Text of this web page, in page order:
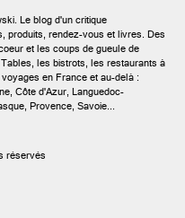
. Le blog d'un critique
produits, rendez-vous et livres. Des
et les coups de gueule de
les bistrots, les restaurants à
en France et au-delà :
Côte d'Azur, Languedoc-
Provence, Savoie...
réservés